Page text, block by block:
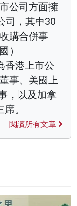
公司方面擁
司，其中30
購合併事
）
香港上市公
事、美國上
，以及加拿
。
閱讀所有文章